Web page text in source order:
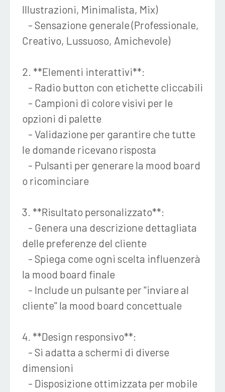
Illustrazioni, Minimalista, Mix)
- Sensazione generale (Professionale,
Creativo, Lussuoso, Amichevole)
2. **Elementi interattivi**:
- Radio button con etichette cliccabili
- Campioni di colore visivi per le
opzioni di palette
- Validazione per garantire che tutte
le domande ricevano risposta
- Pulsanti per generare la mood board
o ricominciare
3. **Risultato personalizzato**:
- Genera una descrizione dettagliata
delle preferenze del cliente
- Spiega come ogni scelta influenzerà
la mood board finale
- Include un pulsante per "inviare al
cliente" la mood board concettuale
4. **Design responsivo**:
- Si adatta a schermi di diverse
dimensioni
- Disposizione ottimizzata per mobile